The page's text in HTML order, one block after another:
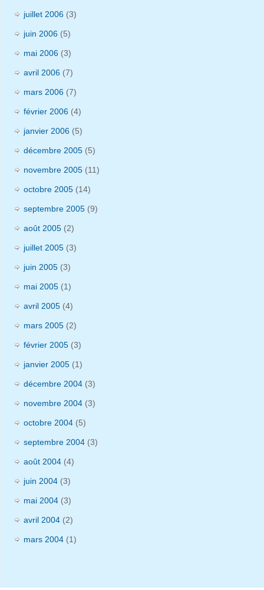
juillet 2006 (3)
juin 2006 (5)
mai 2006 (3)
avril 2006 (7)
mars 2006 (7)
février 2006 (4)
janvier 2006 (5)
décembre 2005 (5)
novembre 2005 (11)
octobre 2005 (14)
septembre 2005 (9)
août 2005 (2)
juillet 2005 (3)
juin 2005 (3)
mai 2005 (1)
avril 2005 (4)
mars 2005 (2)
février 2005 (3)
janvier 2005 (1)
décembre 2004 (3)
novembre 2004 (3)
octobre 2004 (5)
septembre 2004 (3)
août 2004 (4)
juin 2004 (3)
mai 2004 (3)
avril 2004 (2)
mars 2004 (1)